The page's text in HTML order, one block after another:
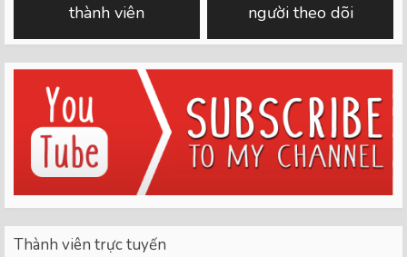
thành viên
người theo dõi
Thành viên trực tuyến